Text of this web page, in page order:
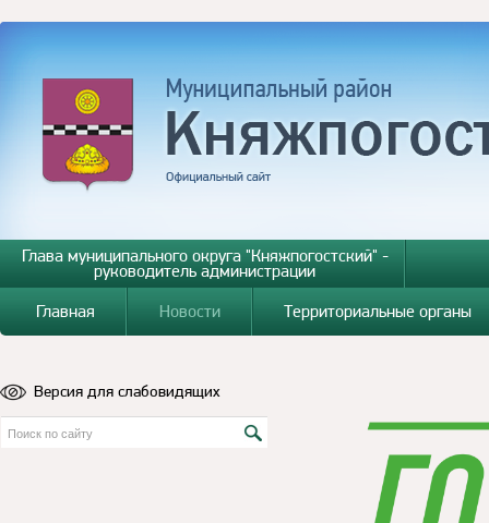
Глава муниципального округа "Княжпогостский" -
руководитель администрации
Главная
Новости Территориальные органы
Версия для слабовидящих